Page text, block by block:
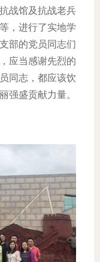
战馆及抗战老兵
，进行了实地学
部的党员同志们
应当感谢先烈的
同志，都应该饮
强盛贡献力量。